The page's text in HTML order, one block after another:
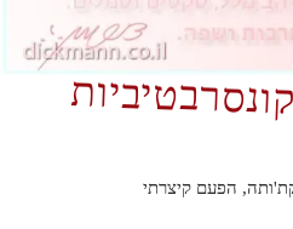
הפעם קיצרתי